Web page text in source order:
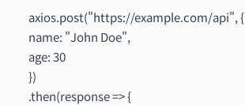
axios.post("https://example.com/api", {
name: "John Doe",
age: 30
})
.then(response => {